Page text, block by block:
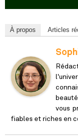
À propos Articles
vous
fiables et riches en